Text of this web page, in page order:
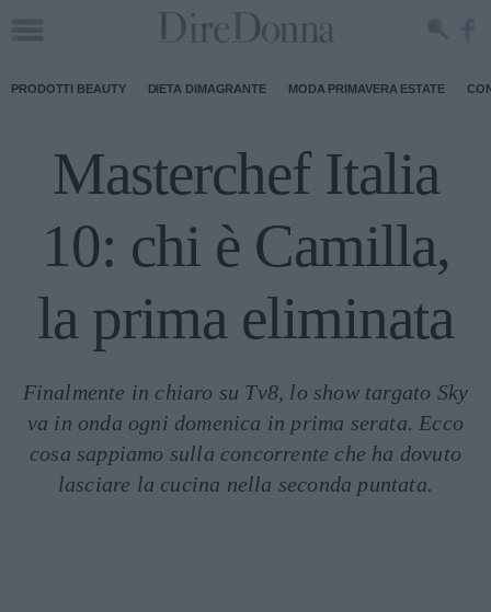
PRODOTTI BEAUTY DIETA DIMAGRANTE MODA PRIMAVERA ESTATE
Masterchef Italia
10: chi è Camilla,
la prima eliminata
Finalmente in chiaro su Tv8, lo show targato Sky
va in onda ogni domenica in prima serata. Ecco
cosa sappiamo sulla concorrente che ha dovuto
lasciare la cucina nella seconda puntata.